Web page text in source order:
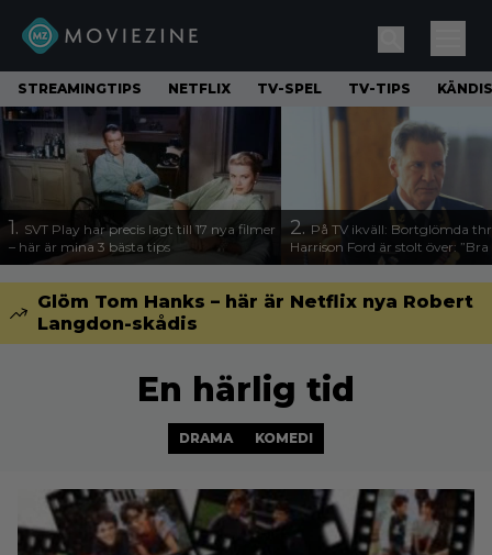
STREAMINGTIPS NETFLIX TV-SPEL TV-TIPS
1. SVT Play har precis lagt till 17 nya filmer
– här är mina 3 bästa tips
2. På TV ikväll: Bortglömda
Harrison Ford är stolt över:
Glöm Tom Hanks – här är Netflix nya Robert
Langdon-skådis
En härlig tid
DRAMA KOMEDI